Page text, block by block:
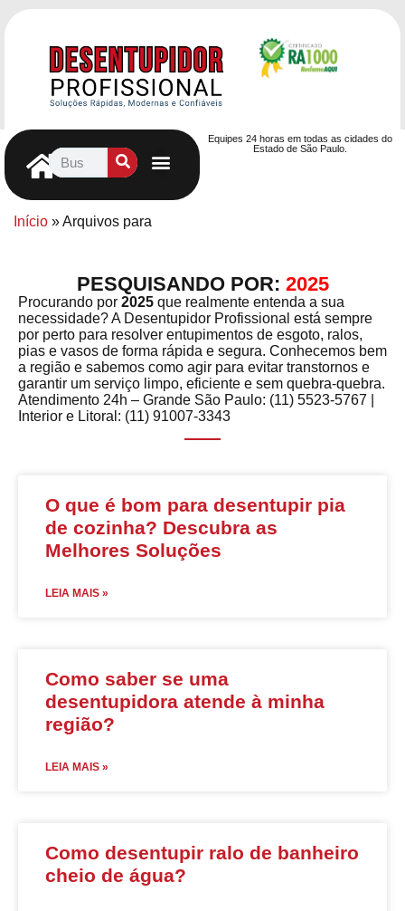
Equipes 24 horas em todas as cidades do
Estado de São Paulo.
Início »Arquivos para
PESQUISANDO POR: 2025
Procurando por 2025 que realmente entenda a sua
necessidade? A Desentupidor Profissional está sempre
por perto para resolver entupimentos de esgoto, ralos,
pias e vasos de forma rápida e segura. Conhecemos bem
a região e sabemos como agir para evitar transtornos e
garantir um serviço limpo, eficiente e sem quebra-quebra.
Atendimento 24h – Grande São Paulo: (11) 5523-5767 |
Interior e Litoral: (11) 91007-3343
O que é bom para desentupir pia
de cozinha? Descubra as
Melhores Soluções
LEIA MAIS »
Como saber se uma
desentupidora atende à minha
região?
LEIA MAIS »
Como desentupir ralo de banheiro
cheio de água?